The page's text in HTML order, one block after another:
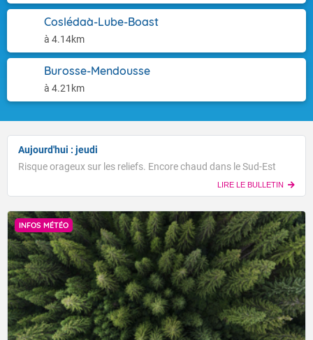
Coslédaà-Lube-Boast
à 4.14km
Burosse-Mendousse
à 4.21km
Aujourd'hui : jeudi
Risque orageux sur les reliefs. Encore chaud dans le Sud-Est
LIRE LE BULLETIN
INFOS MÉTÉO